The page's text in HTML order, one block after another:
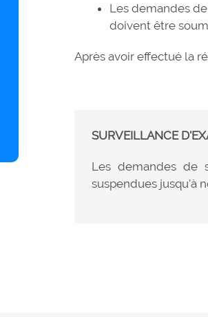
Les demandes
doivent être
Après avoir effectué la
SURVEILLANCE
Les demandes de
suspendues jusqu'à